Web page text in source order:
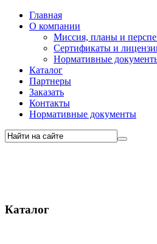
Главная
О компании
Миссия, планы и
Сертификаты и
Нормативные
Каталог
Партнеры
Заказать
Контакты
Нормативные документы
Каталог